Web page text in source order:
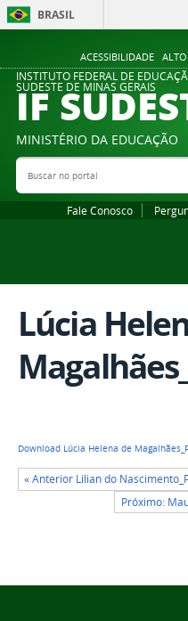
ACESSIBILIDADE
BRASIL
INSTITUTO FEDERAL DE
SUDESTE DE MINAS GERAIS
IF
MINISTÉRIO DA EDUCAÇÃO
Buscar no portal
Fale Conosco
Lúcia
Download Lúcia Helena de
« Anterior Lilian do
Próximo: